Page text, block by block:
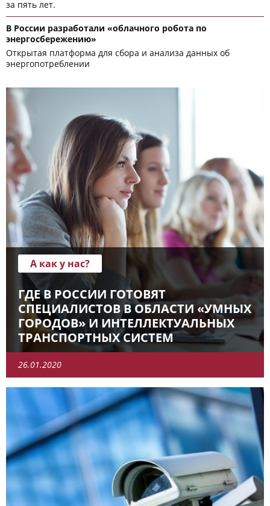
за пять лет.
В России разработали «облачного робота по
энергосбережению»
Открытая платформа для сбора и анализа данных об
энергопотреблении
А как у нас?
ГДЕ В РОССИИ ГОТОВЯТ
СПЕЦИАЛИСТОВ В ОБЛАСТИ «УМНЫХ
ГОРОДОВ» И ИНТЕЛЛЕКТУАЛЬНЫХ
ТРАНСПОРТНЫХ СИСТЕМ
26.01.2020